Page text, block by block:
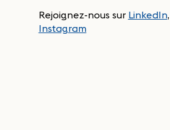
Rejoignez-nous sur LinkedIn,
Instagram